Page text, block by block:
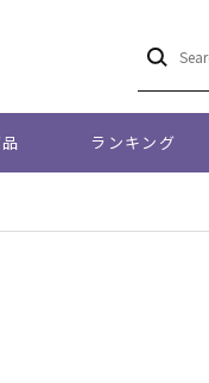
ランキング